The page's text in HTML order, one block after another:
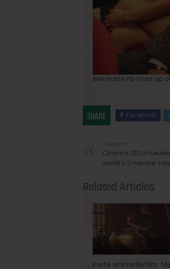
Een trotse Pa Pront op
Share Facebook
Cinema ZED in
weldra 2 nieuwe
Related Articles
Korte animatiefilm